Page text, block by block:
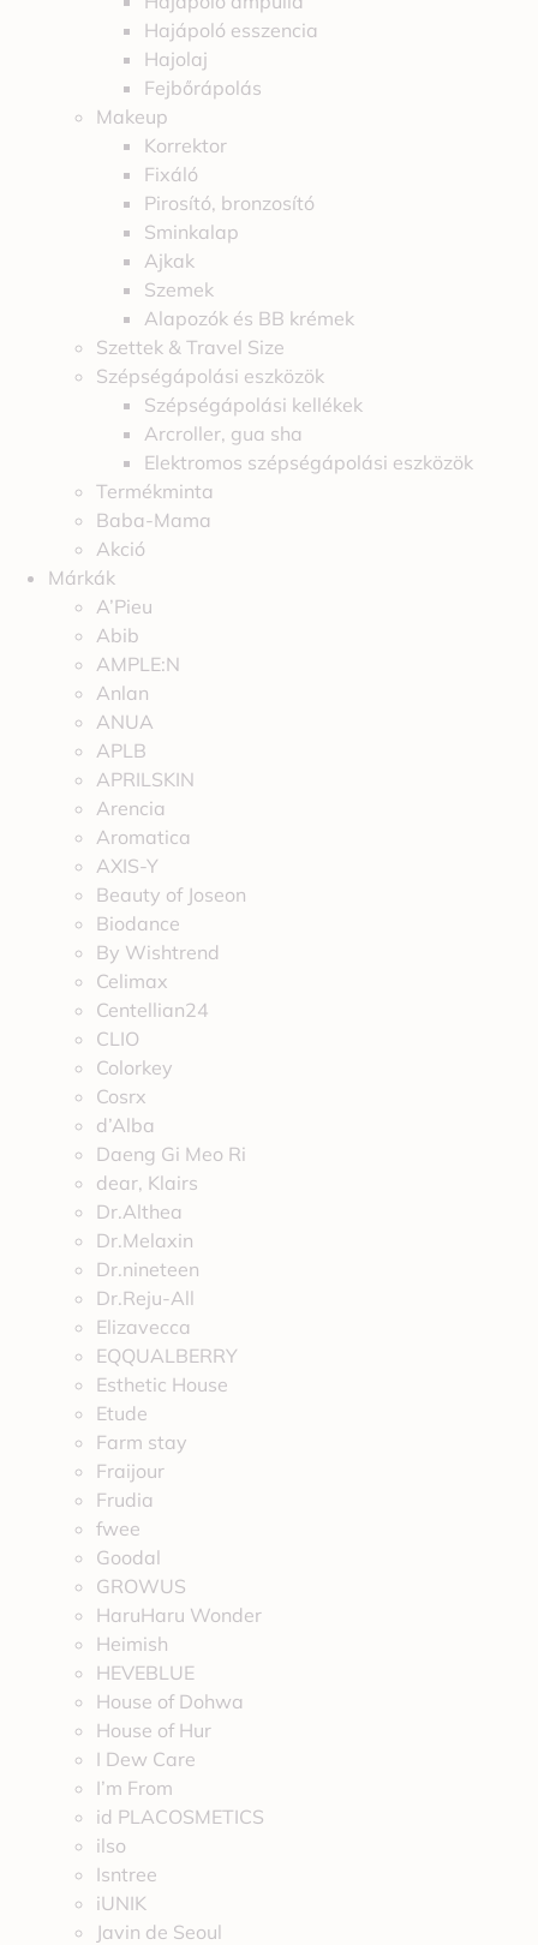
Hajápoló esszencia
Hajolaj
Fejbőrápolás
Makeup
Korrektor
Fixáló
Pirosító, bronzosító
Sminkalap
Ajkak
Szemek
Alapozók és BB krémek
Szettek & Travel Size
Szépségápolási eszközök
Szépségápolási kellékek
Arcroller, gua sha
Elektromos szépségápolási eszközök
Termékminta
Baba-Mama
Akció
Márkák
A’Pieu
Abib
AMPLE:N
Anlan
ANUA
APLB
APRILSKIN
Arencia
Aromatica
AXIS-Y
Beauty of Joseon
Biodance
By Wishtrend
Celimax
Centellian24
CLIO
Colorkey
Cosrx
d’Alba
Daeng Gi Meo Ri
dear, Klairs
Dr.Althea
Dr.Melaxin
Dr.nineteen
Dr.Reju-All
Elizavecca
EQQUALBERRY
Esthetic House
Etude
Farm stay
Fraijour
Frudia
fwee
Goodal
GROWUS
HaruHaru Wonder
Heimish
HEVEBLUE
House of Dohwa
House of Hur
I Dew Care
I’m From
id PLACOSMETICS
ilso
Isntree
iUNIK
Javin de Seoul